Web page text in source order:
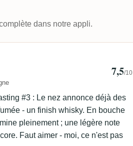
dans notre appli.
7,5/10
#3 : Le nez annonce déjà des
- un finish whisky. En bouche
pleinement ; une légère note
Faut aimer - moi, ce n'est pas